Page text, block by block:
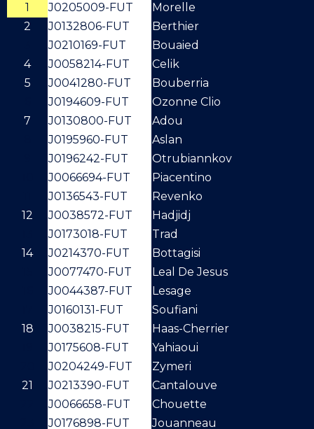
1
J0205009-FUT
Morelle
2
J0132806-FUT
Berthier
J0210169-FUT
Bouaied
4
J0058214-FUT
Celik
5
J0041280-FUT
Bouberria
J0194609-FUT
Ozonne Clio
7
J0130800-FUT
Adou
J0195960-FUT
Aslan
J0196242-FUT
Otrubiannkov
J0066694-FUT
Piacentino
J0136543-FUT
Revenko
12
J0038572-FUT
Hadjidj
J0173018-FUT
Trad
14
J0214370-FUT
Bottagisi
J0077470-FUT
Leal De Jesus
J0044387-FUT
Lesage
J0160131-FUT
Soufiani
18
J0038215-FUT
Haas-Cherrier
J0175608-FUT
Yahiaoui
J0204249-FUT
Zymeri
21
J0213390-FUT
Cantalouve
J0066658-FUT
Chouette
J0176898-FUT
Jouanneau